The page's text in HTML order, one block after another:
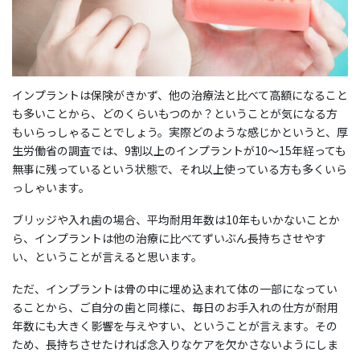
インプラントは保険がきかず、他の治療法と比べて高額になること
も多いことから、どのくらいもつのか？ということが気になる方
もいらっしゃることでしょう。実際どのような感じかというと、厚
生労働省の調査では、9割以上のインプラントが10〜15年経っても
無事に残っているという状態で、それ以上使っている方も多くいら
っしゃいます。
ブリッジや入れ歯の場合、平均耐用年数は10年もいかないことか
ら、インプラントは他の治療に比べてずいぶん長持ちさせやす
い、ということが言えると思います。
ただ、インプラントは骨の中に埋め込まれて体の一部になってい
ることから、ご自分の歯と同様に、毎日のお手入れの仕方が耐用
年数にも大きく影響を与えやすい、ということが言えます。その
ため、長持ちさせたければ念入りなケアを欠かさないようにしま